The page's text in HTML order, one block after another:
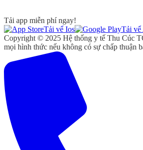
Tải app miễn phí ngay!
Tải vể Ios
Tải vể
Copyright © 2025 Hệ thống y tế Thu Cúc
mọi hình thức nếu không có sự chấp thuận